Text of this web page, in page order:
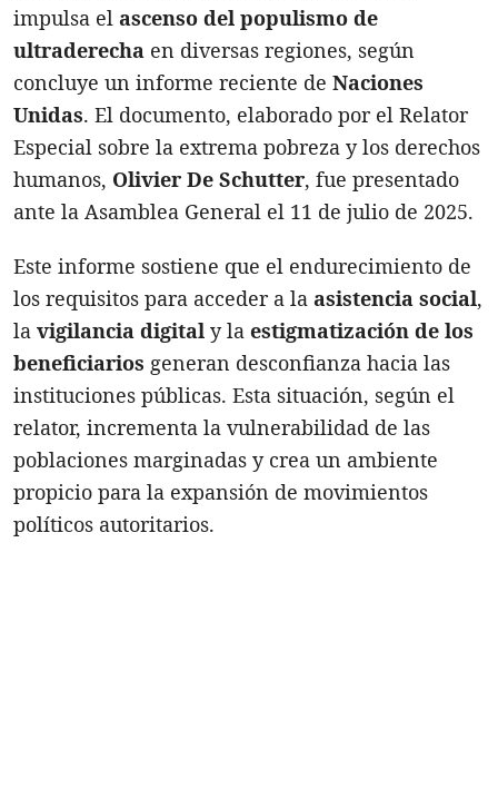
impulsa el ascenso del populismo de
ultraderecha en diversas regiones, según
concluye un informe reciente de Naciones
Unidas. El documento, elaborado por el Relator
Especial sobre la extrema pobreza y los derechos
humanos, Olivier De Schutter, fue presentado
ante la Asamblea General el 11 de julio de 2025.
Este informe sostiene que el endurecimiento de
los requisitos para acceder a la asistencia social,
la vigilancia digital y la estigmatización de los
beneficiarios generan desconfianza hacia las
instituciones públicas. Esta situación, según el
relator, incrementa la vulnerabilidad de las
poblaciones marginadas y crea un ambiente
propicio para la expansión de movimientos
políticos autoritarios.